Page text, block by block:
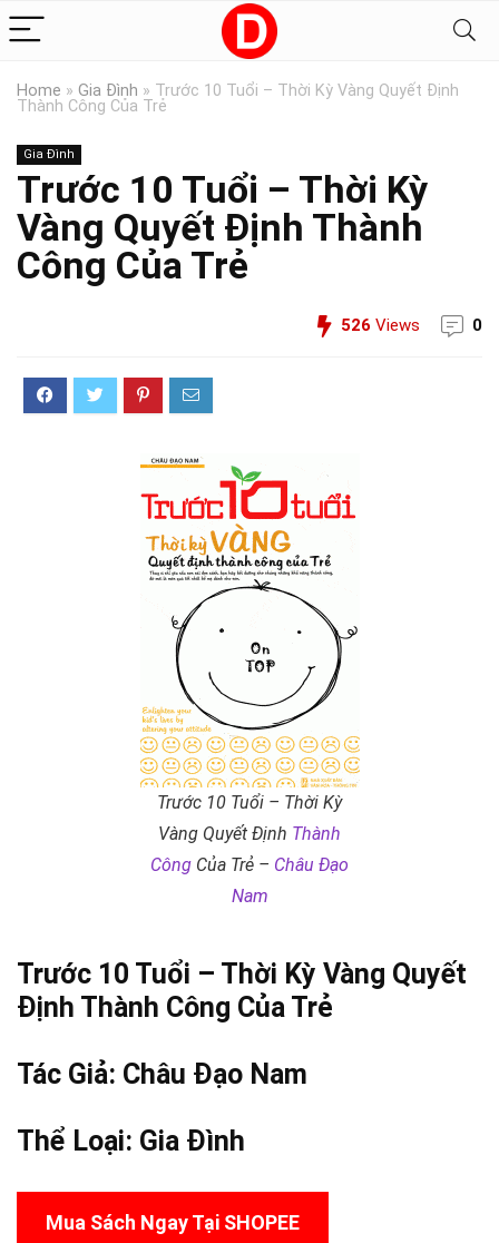
Home » Gia Đình » Trước 10 Tuổi – Thời Kỳ Vàng Quyết Định
Thành Công Của Trẻ
Gia Đình
Trước 10 Tuổi – Thời Kỳ
Vàng Quyết Định Thành
Công Của Trẻ
526 Views 0
Trước 10 Tuổi – Thời Kỳ
Vàng Quyết Định Thành
Công Của Trẻ – Châu Đạo
Nam
Trước 10 Tuổi – Thời Kỳ Vàng Quyết
Định Thành Công Của Trẻ
Tác Giả: Châu Đạo Nam
Thể Loại: Gia Đình
Mua Sách Ngay Tại SHOPEE